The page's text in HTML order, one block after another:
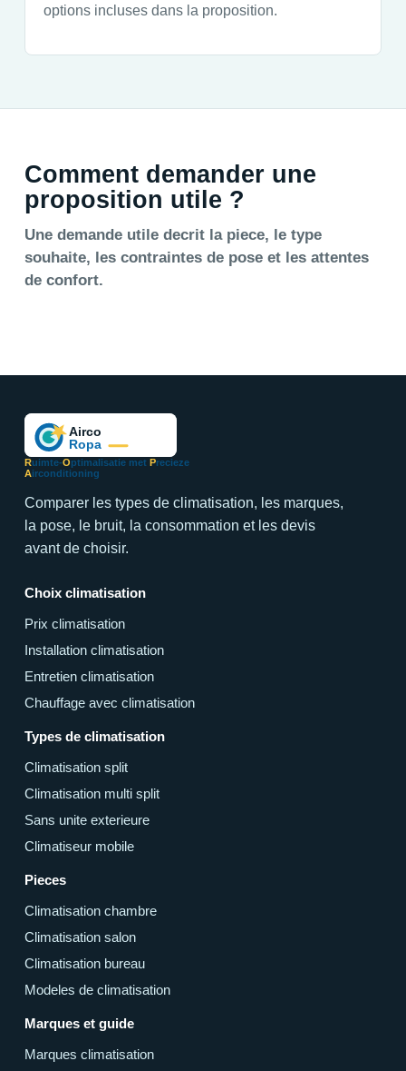
options incluses dans la proposition.
Comment demander une
proposition utile ?
Une demande utile decrit la piece, le type
souhaite, les contraintes de pose et les attentes
de confort.
Ruimte-Optimalisatie met Precieze
Airconditioning
Comparer les types de climatisation, les marques,
la pose, le bruit, la consommation et les devis
avant de choisir.
Choix climatisation
Prix climatisation
Installation climatisation
Entretien climatisation
Chauffage avec climatisation
Types de climatisation
Climatisation split
Climatisation multi split
Sans unite exterieure
Climatiseur mobile
Pieces
Climatisation chambre
Climatisation salon
Climatisation bureau
Modeles de climatisation
Marques et guide
Marques climatisation